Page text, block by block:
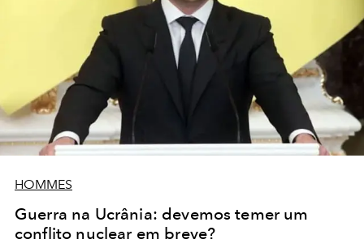
HOMMES
Guerra na Ucrânia: devemos temer um
conflito nuclear em breve?